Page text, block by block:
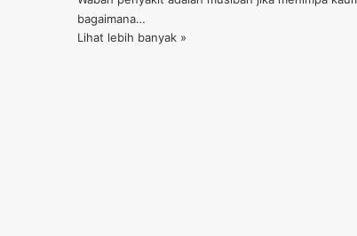
bagaimana…
Lihat lebih banyak »